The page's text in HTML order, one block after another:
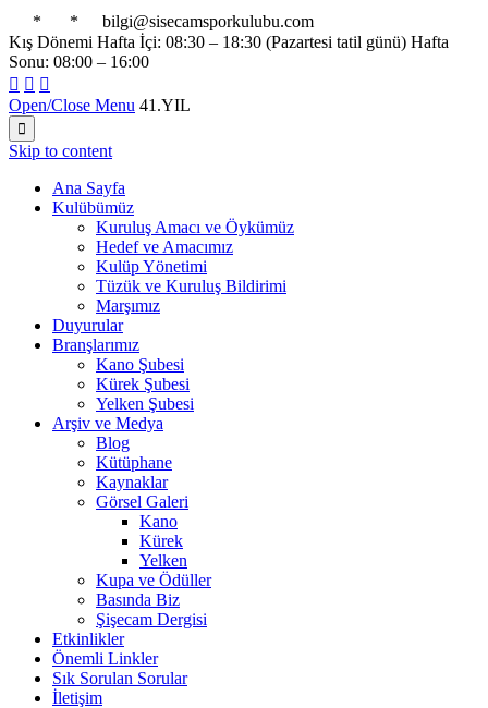
* *
bilgi@sisecamsporkulubu.com
Kış Dönemi Hafta İçi: 08:30 – 18:30 (Pazartesi tatil günü) Hafta
Sonu: 08:00 – 16:00
  
Open/Close Menu 41.YIL

Skip to content
Ana Sayfa
Kulübümüz
Kuruluş Amacı ve Öykümüz
Hedef ve Amacımız
Kulüp Yönetimi
Tüzük ve Kuruluş Bildirimi
Marşımız
Duyurular
Branşlarımız
Kano Şubesi
Kürek Şubesi
Yelken Şubesi
Arşiv ve Medya
Blog
Kütüphane
Kaynaklar
Görsel Galeri
Kano
Kürek
Yelken
Kupa ve Ödüller
Basında Biz
Şişecam Dergisi
Etkinlikler
Önemli Linkler
Sık Sorulan Sorular
İletişim